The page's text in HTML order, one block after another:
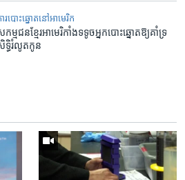
ារបោះឆ្នោតនៅអាមេរិក
កម្មជន​ខ្មែរ​អាមេរិកាំង​ទទូច​អ្នក​បោះឆ្នោត​ឱ្យ​គាំទ្រ​
ទ្ធិ​រំលូត​កូន